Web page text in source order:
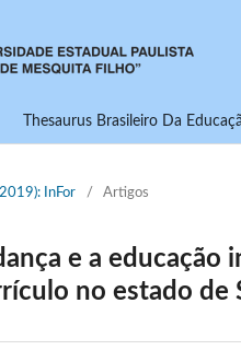
Thesaurus Brasileiro Da
InFor / Artigos
e a
no estado de